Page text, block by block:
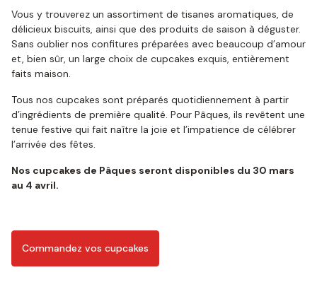
Vous y trouverez un assortiment de tisanes aromatiques, de
délicieux biscuits, ainsi que des produits de saison à déguster.
Sans oublier nos confitures préparées avec beaucoup d’amour
et, bien sûr, un large choix de cupcakes exquis, entièrement
faits maison.
Tous nos cupcakes sont préparés quotidiennement à partir
d’ingrédients de première qualité. Pour Pâques, ils revêtent une
tenue festive qui fait naître la joie et l’impatience de célébrer
l’arrivée des fêtes.
Nos cupcakes de Pâques seront disponibles du 30 mars
au 4 avril.
Commandez vos cupcakes